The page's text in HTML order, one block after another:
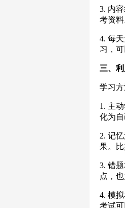
3. 内
考资
4. 每
习，
三、
学习
1. 主
化为
2. 记
果。
3. 错
点，
4. 模
考试